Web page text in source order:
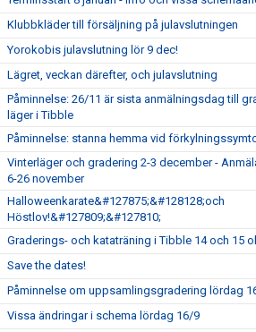
Klubbkläder till försäljning på julavslutningen
Yorokobis julavslutning lör 9 dec!
Lägret, veckan därefter, och julavslutning
Påminnelse: 26/11 är sista anmälningsdag till
läger i Tibble
Påminnelse: stanna hemma vid
Vinterläger och gradering 2-3 december -
6-26 november
Halloweenkarate&#127875;&#128128;och
Höstlov!&#127809;&#127810;
Graderings- och kataträning i Tibble 14 och 15
Save the dates!
Påminnelse om uppsamlingsgradering lördag
Vissa ändringar i schema lördag 16/9